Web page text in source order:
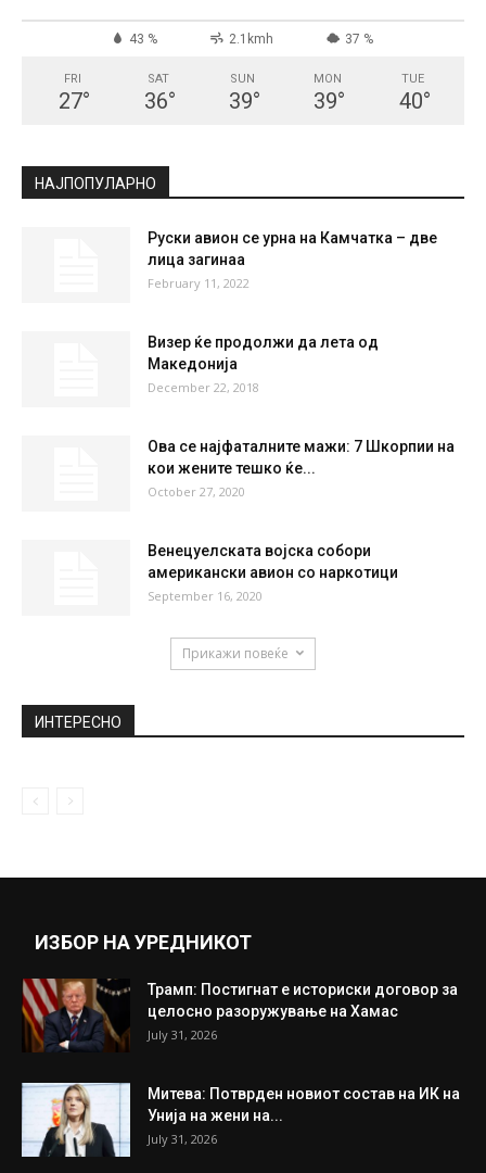
43 % 2.1kmh 37 %
FRI
27°
SAT
36°
SUN
39°
MON
39°
TUE
40°
НАЈПОПУЛАРНО
Руски авион се урна на Камчатка – две
лица загинаа
February 11, 2022
Визер ќе продолжи да лета од
Македонија
December 22, 2018
Ова се најфаталните мажи: 7 Шкорпии на
кои жените тешко ќе...
October 27, 2020
Венецуелската војска собори
американски авион со наркотици
September 16, 2020
Прикажи повеќе
ИНТЕРЕСНО
ИЗБОР НА УРЕДНИКОТ
Трамп: Постигнат е историски договор за
целосно разоружување на Хамас
July 31, 2026
Митева: Потврден новиот состав на ИК на
Унија на жени на...
July 31, 2026